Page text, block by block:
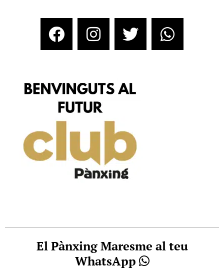
El Pànxing Maresme al teu
WhatsApp